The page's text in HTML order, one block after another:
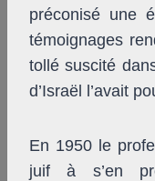
préconisé une
témoignages
tollé suscité
d’Israël l’avait
En 1950 le
juif à s’en